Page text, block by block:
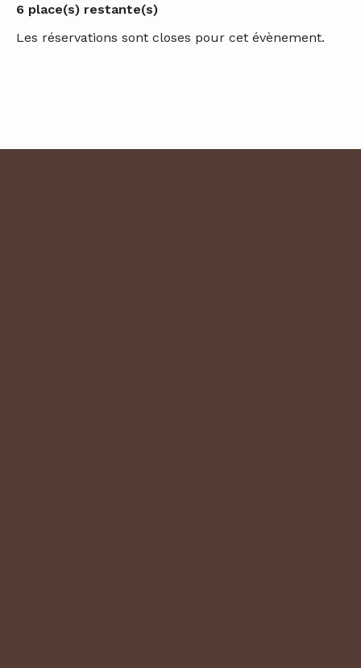
6 place(s) restante(s)
Les réservations sont closes pour cet évènement.